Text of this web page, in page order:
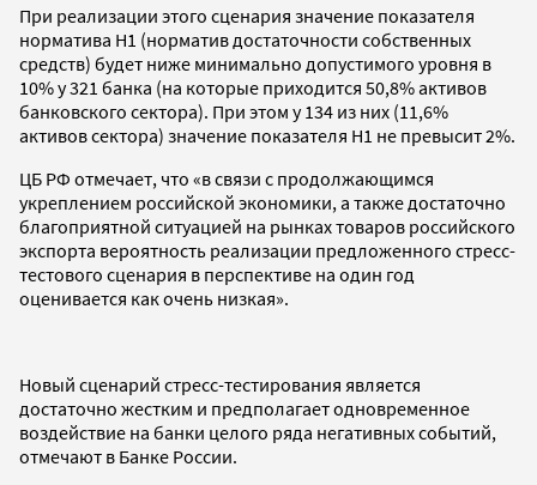
При реализации этого сценария значение показателя
норматива Н1 (норматив достаточности собственных
средств) будет ниже минимально допустимого уровня в
10% у 321 банка (на которые приходится 50,8% активов
банковского сектора). При этом у 134 из них (11,6%
активов сектора) значение показателя Н1 не превысит 2%.
ЦБ РФ отмечает, что «в связи с продолжающимся
укреплением российской экономики, а также достаточно
благоприятной ситуацией на рынках товаров российского
экспорта вероятность реализации предложенного стресс-
тестового сценария в перспективе на один год
оценивается как очень низкая».
Новый сценарий стресс-тестирования является
достаточно жестким и предполагает одновременное
воздействие на банки целого ряда негативных событий,
отмечают в Банке России.